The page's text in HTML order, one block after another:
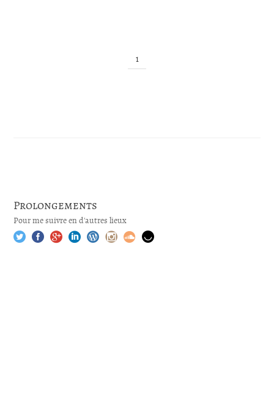
1
Prolongements
Pour me suivre en d'autres lieux